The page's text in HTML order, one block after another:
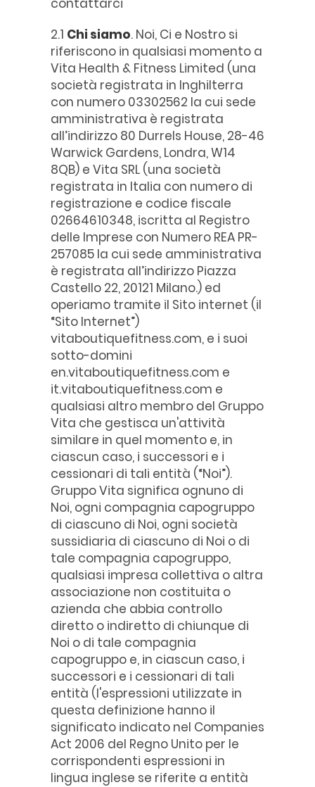
contattarci
2.1 Chi siamo. Noi, Ci e Nostro si
riferiscono in qualsiasi momento a
Vita Health & Fitness Limited (una
società registrata in Inghilterra
con numero 03302562 la cui sede
amministrativa è registrata
all’indirizzo 80 Durrels House, 28-46
Warwick Gardens, Londra, W14
8QB) e Vita SRL (una società
registrata in Italia con numero di
registrazione e codice fiscale
02664610348, iscritta al Registro
delle Imprese con Numero REA PR-
257085 la cui sede amministrativa
è registrata all’indirizzo Piazza
Castello 22, 20121 Milano.) ed
operiamo tramite il Sito internet (il
“Sito Internet”)
vitaboutiquefitness.com, e i suoi
sotto-domini
en.vitaboutiquefitness.com e
it.vitaboutiquefitness.com e
qualsiasi altro membro del Gruppo
Vita che gestisca un'attività
similare in quel momento e, in
ciascun caso, i successori e i
cessionari di tali entità (“Noi”).
Gruppo Vita significa ognuno di
Noi, ogni compagnia capogruppo
di ciascuno di Noi, ogni società
sussidiaria di ciascuno di Noi o di
tale compagnia capogruppo,
qualsiasi impresa collettiva o altra
associazione non costituita o
azienda che abbia controllo
diretto o indiretto di chiunque di
Noi o di tale compagnia
capogruppo e, in ciascun caso, i
successori e i cessionari di tali
entità (l'espressioni utilizzate in
questa definizione hanno il
significato indicato nel Companies
Act 2006 del Regno Unito per le
corrispondenti espressioni in
lingua inglese se riferite a entità